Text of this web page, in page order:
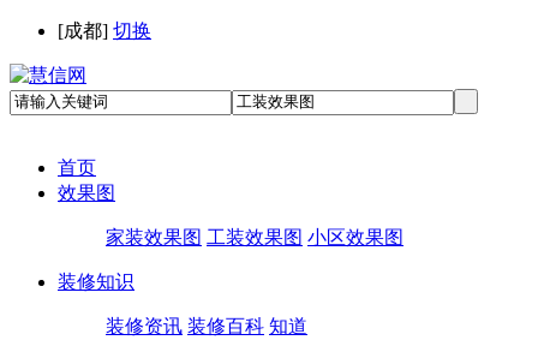
[成都] 切换
首页
效果图
家装效果图 工装效果图 小区效果图
装修知识
装修资讯 装修百科 知道